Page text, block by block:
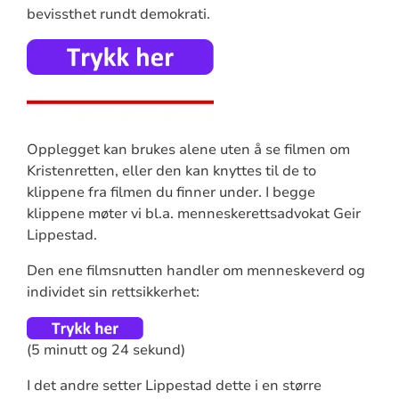
bevissthet rundt demokrati.
Opplegget kan brukes alene uten å se filmen om
Kristenretten, eller den kan knyttes til de to
klippene fra filmen du finner under. I begge
klippene møter vi bl.a. menneskerettsadvokat Geir
Lippestad.
Den ene filmsnutten handler om menneskeverd og
individet sin rettsikkerhet:
(5 minutt og 24 sekund)
I det andre setter Lippestad dette i en større